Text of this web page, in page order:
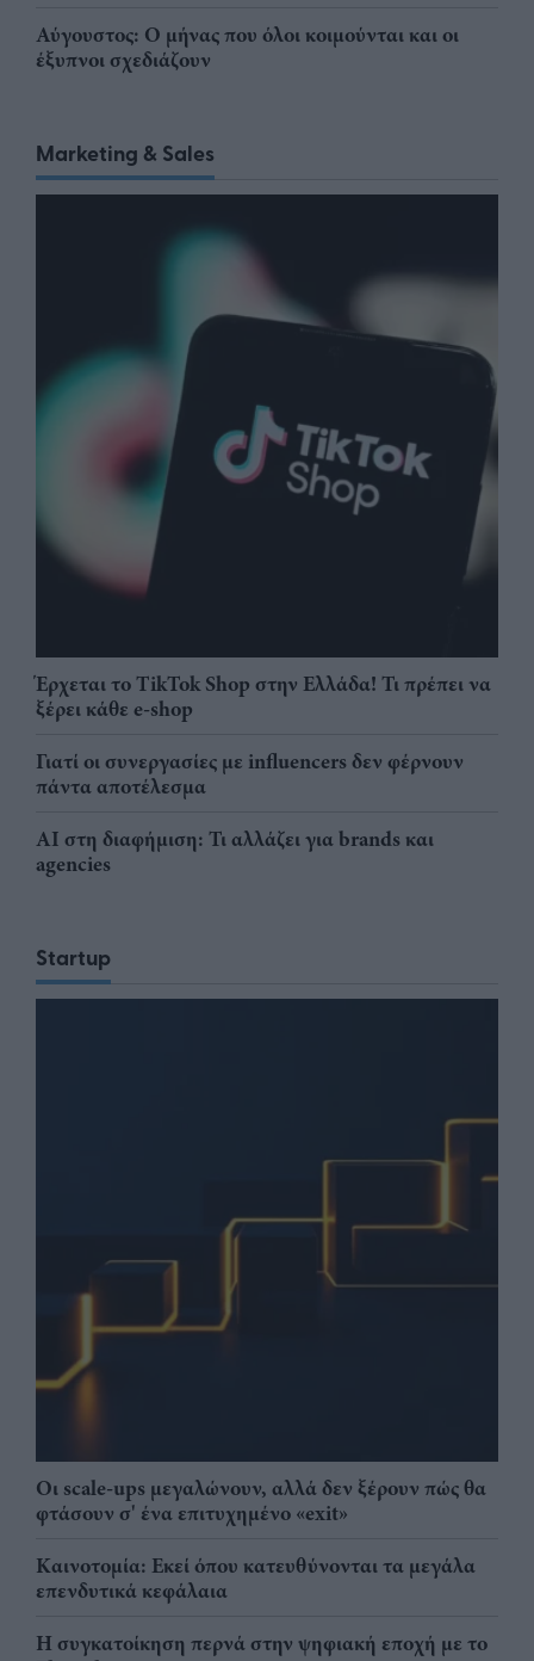
Αύγουστος: Ο μήνας που όλοι κοιμούνται και οι
έξυπνοι σχεδιάζουν
Marketing & Sales
Έρχεται το TikTok Shop στην Ελλάδα! Τι πρέπει να
ξέρει κάθε e-shop
Γιατί οι συνεργασίες με influencers δεν φέρνουν
πάντα αποτέλεσμα
AI στη διαφήμιση: Τι αλλάζει για brands και
agencies
Startup
Οι scale-ups μεγαλώνουν, αλλά δεν ξέρουν πώς θα
φτάσουν σ' ένα επιτυχημένο «exit»
Καινοτομία: Εκεί όπου κατευθύνονται τα μεγάλα
επενδυτικά κεφάλαια
Η συγκατοίκηση περνά στην ψηφιακή εποχή με το